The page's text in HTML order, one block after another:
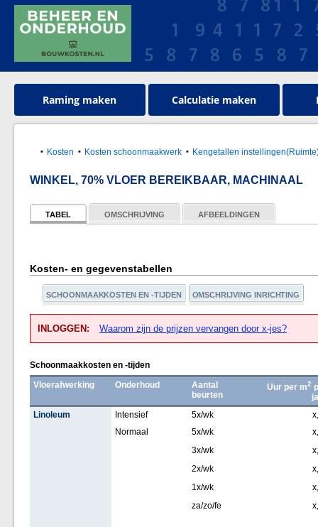
Raming maken Calculatie maken
Kosten Kosten schoonmaakwerk Kengetallen
WINKEL, 70% VLOER BEREIKBAAR, MACHINAAL
TABEL OMSCHRIJVING AFBEELDINGEN
Kosten- en gegevenstabellen
SCHOONMAAKKOSTEN EN -TIJDEN OMSCHRIJVING INRICHTING
INLOGGEN: Waarom zijn de prijzen vervangen door x-jes?
Schoonmaakkosten en -tijden
Vloerafwerking
Onderhoud
Aantal
beurten
Uur per m2
Linoleum
Intensief 5x/wk
Normaal
5x/wk
3x/wk
2x/wk
1x/wk
za/zo/fe